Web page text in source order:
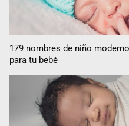
179 nombres de niño
para tu bebé